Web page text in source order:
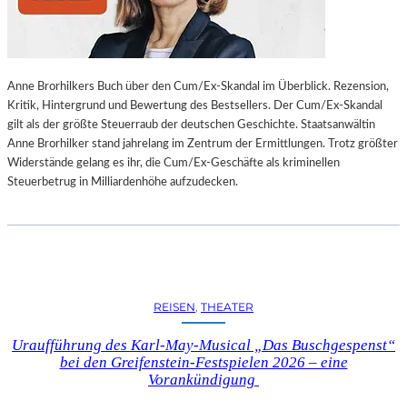
U
G
S
B
E
R
S
H
A
B
Anne Brorhilkers Buch über den Cum/Ex-Skandal im Überblick. Rezension,
Kritik, Hintergrund und Bewertung des Bestsellers. Der Cum/Ex-Skandal
gilt als der größte Steuerraub der deutschen Geschichte. Staatsanwältin
Anne Brorhilker stand jahrelang im Zentrum der Ermittlungen. Trotz größter
Widerstände gelang es ihr, die Cum/Ex-Geschäfte als kriminellen
Steuerbetrug in Milliardenhöhe aufzudecken.
REISEN, THEATER
Uraufführung des Karl-May-Musical „Das Buschgespenst“
bei den Greifenstein-Festspielen 2026 – eine
Vorankündigung